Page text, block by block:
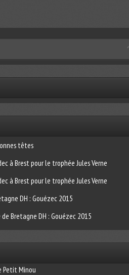
têtes
à Brest pour le trophée Jules Verne
à Brest pour le trophée Jules Verne
DH : Gouézec 2015
Bretagne DH : Gouézec 2015
Petit Minou